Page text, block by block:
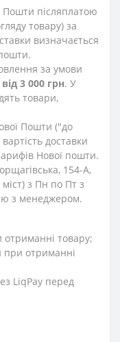
Пошти післяплатою
товару) за
визначається
за умови
від 3 000 грн. У
товари,
Пошти ("до
доставки
Нової пошти.
154-А,
міст) з Пн по Пт з
з менеджером.
отриманні товару;
при отриманні
LiqPay перед